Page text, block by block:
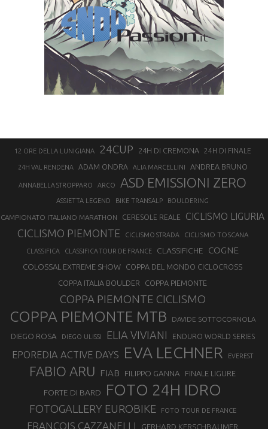
12 ORE DELLA LUNIGIANA 24CUP 24H DI CREMONA 24H DI FINALE
24H VAL RENDENA ADAM ONDRA ALIA MARCELLINI ANDREA BRUNO
ANNABELLA STROPPARO ARCO ASD EMISSIONI ZERO
ASSIETTA LEGEND BIKE TRANSALP BOULDERING
CAMPIONATO ITALIANO MARATHON CERESOLE REALE CICLISMO LIGURIA
CICLISMO PIEMONTE CICLISMO STRADA CICLISMO TOSCANA
CLASSIFICA CLASSIFICA TOUR DE FRANCE CLASSIFICHE COGNE
COLOSSAL EXTREME SHOW
COPPA DEL MONDO CICLOCROSS
COPPA ITALIA BOULDER
COPPA PIEMONTE
COPPA PIEMONTE CICLISMO
COPPA PIEMONTE MTB DAVIDE SOTTOCORNOLA
DIEGO ROSA DIEGO ULISSI ELIA VIVIANI ENDURO WORLD SERIES
EPOREDIA ACTIVE DAYS EVA LECHNER EVEREST
FABIO ARU FIAB FILIPPO GANNA FINALE LIGURE
FORTE DI BARD FOTO 24H IDRO
FOTOGALLERY EUROBIKE FOTO TOUR DE FRANCE
FRANÇOIS CAZZANELLI GERHARD KERSCHBAUMER